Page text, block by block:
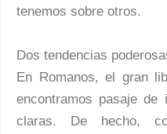
tenemos sobre otros.
Dos tendencias
En Romanos, el gran
encontramos pasaje de
claras. De hecho,